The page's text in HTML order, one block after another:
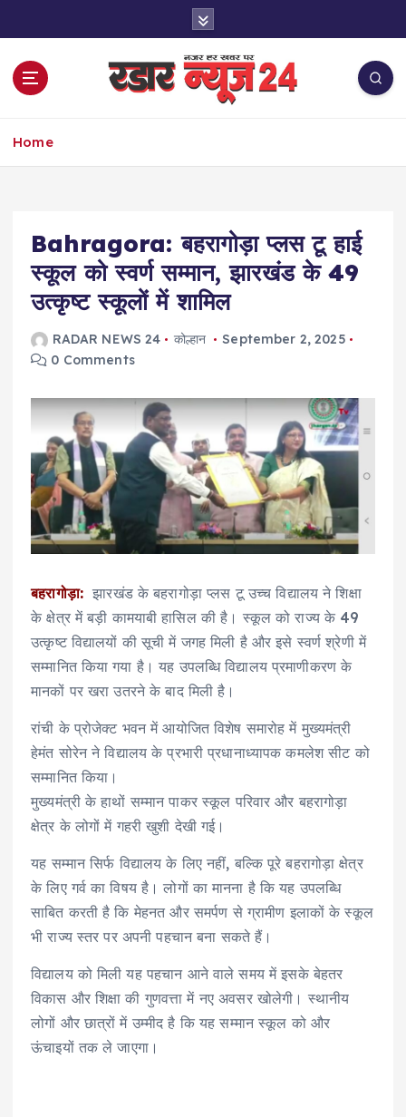
Home
Bahragora: बहरागोड़ा प्लस टू हाई
स्कूल को स्वर्ण सम्मान, झारखंड के 49
उत्कृष्ट स्कूलों में शामिल
RADAR NEWS 24 कोल्हान
September 2, 2025
0 Comments
बहरागोड़ा: झारखंड के बहरागोड़ा प्लस टू उच्च विद्यालय ने शिक्षा
के क्षेत्र में बड़ी कामयाबी हासिल की है। स्कूल को राज्य के 49
उत्कृष्ट विद्यालयों की सूची में जगह मिली है और इसे स्वर्ण श्रेणी में
सम्मानित किया गया है। यह उपलब्धि विद्यालय प्रमाणीकरण के
मानकों पर खरा उतरने के बाद मिली है।
रांची के प्रोजेक्ट भवन में आयोजित विशेष समारोह में मुख्यमंत्री
हेमंत सोरेन ने विद्यालय के प्रभारी प्रधानाध्यापक कमलेश सीट को
सम्मानित किया।
मुख्यमंत्री के हाथों सम्मान पाकर स्कूल परिवार और बहरागोड़ा
क्षेत्र के लोगों में गहरी खुशी देखी गई।
यह सम्मान सिर्फ विद्यालय के लिए नहीं, बल्कि पूरे बहरागोड़ा क्षेत्र
के लिए गर्व का विषय है। लोगों का मानना है कि यह उपलब्धि
साबित करती है कि मेहनत और समर्पण से ग्रामीण इलाकों के स्कूल
भी राज्य स्तर पर अपनी पहचान बना सकते हैं।
विद्यालय को मिली यह पहचान आने वाले समय में इसके बेहतर
विकास और शिक्षा की गुणवत्ता में नए अवसर खोलेगी। स्थानीय
लोगों और छात्रों में उम्मीद है कि यह सम्मान स्कूल को और
ऊंचाइयों तक ले जाएगा।